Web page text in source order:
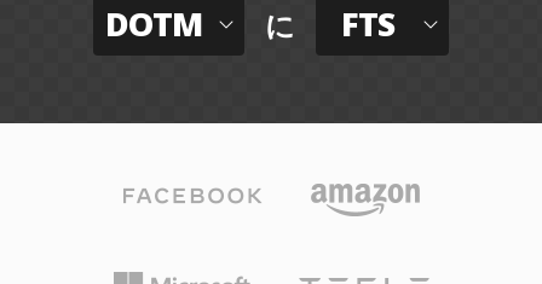
DOTM に FTS